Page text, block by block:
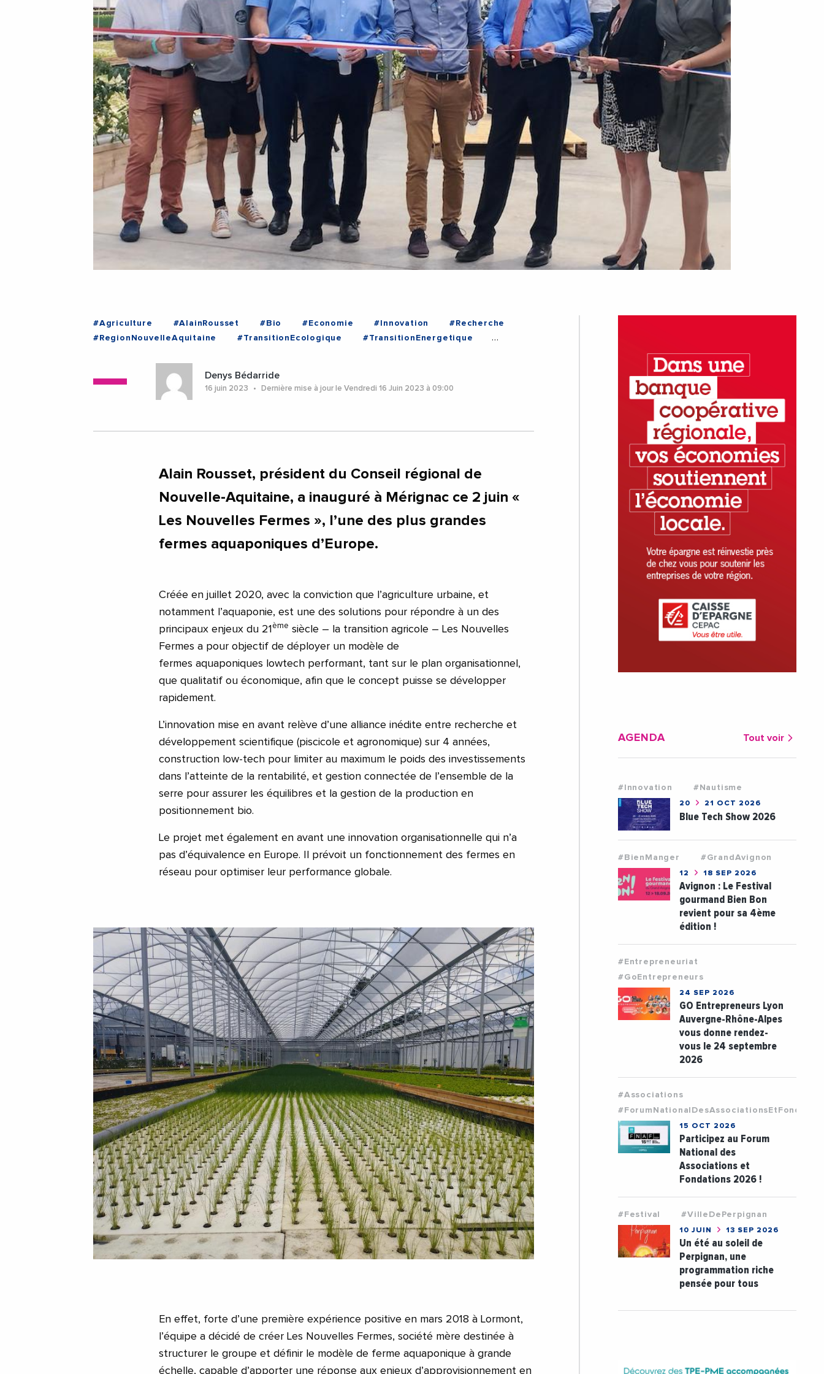
#Agriculture #AlainRousset #Bio #Economie #Innovation
#Recherche
#RegionNouvelleAquitaine
#TransitionEcologique
#TransitionEnergetique
Denys Bédarride
16 juin 2023 Dernière mise à jour le Vendredi 16 Juin 2023 à 09:00
Alain Rousset, président du Conseil régional de
Nouvelle-Aquitaine, a inauguré à Mérignac ce 2 juin «
Les Nouvelles Fermes », l’une des plus grandes
fermes aquaponiques d’Europe.
Créée en juillet 2020, avec la conviction que l’agriculture urbaine, et
notamment l’aquaponie, est une des solutions pour répondre à un des
principaux enjeux du 21 ème siècle – la transition agricole – Les Nouvelles
Fermes a pour objectif de déployer un modèle de
fermes aquaponiques lowtech performant, tant sur le plan organisationnel,
que qualitatif ou économique, afin que le concept puisse se développer
rapidement.
L’innovation mise en avant relève d’une alliance inédite entre recherche et
développement scientifique (piscicole et agronomique) sur 4 années,
construction low-tech pour limiter au maximum le poids des investissements
dans l’atteinte de la rentabilité, et gestion connectée de l’ensemble de la
serre pour assurer les équilibres et la gestion de la production en
positionnement bio.
Le projet met également en avant une innovation organisationnelle qui n’a
pas d’équivalence en Europe. Il prévoit un fonctionnement des fermes en
réseau pour optimiser leur performance globale.
En effet, forte d’une première expérience positive en mars 2018 à Lormont,
l’équipe a décidé de créer Les Nouvelles Fermes, société mère destinée à
structurer le groupe et définir le modèle de ferme aquaponique à grande
échelle, capable d’apporter une réponse aux enjeux d’approvisionnement en
AGENDA Tout voir
#Innovation #Nautisme
20 21 OCT 2026
Blue Tech Show 2026
#BienManger #GrandAvignon
12 18 SEP 2026
Avignon : Le Festival
gourmand Bien Bon
revient pour sa 4ème
édition !
#Entrepreneuriat
#GoEntrepreneurs
24 SEP 2026
GO Entrepreneurs Lyon
Auvergne-Rhône-Alpes
vous donne rendez-
vous le 24 septembre
2026
#Associations
15 OCT 2026
Participez au Forum
National des
Associations et
Fondations 2026 !
#Festival #VilleDePerpignan
10 JUIN 13 SEP 2026
Un été au soleil de
Perpignan, une
programmation riche
pensée pour tous